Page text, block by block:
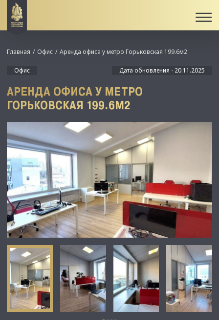
Главная Офис Аренда офиса у метро Горьковская 199.6м2
Офис Дата обновления - 20.11.2025
АРЕНДА ОФИСА У МЕТРО
ГОРЬКОВСКАЯ 199.6М2